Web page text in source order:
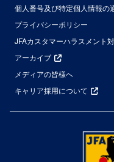
個人番号及び特定個人情報の
プライバシーポリシー
JFAカスタマーハラスメント
アーカイブ
メディアの皆様へ
キャリア採用について